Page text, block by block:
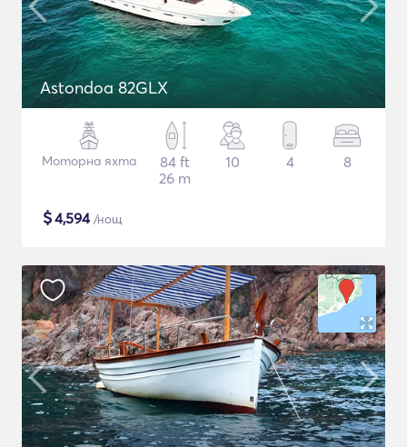
Astondoa 82GLX
Моторна яхта
84 ft
26 m
10 4 8
$4,594/нощ